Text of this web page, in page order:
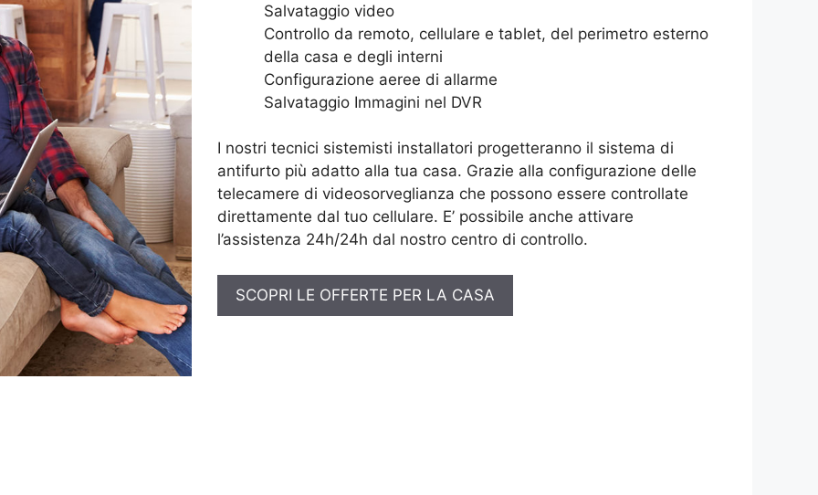
Salvataggio video
Controllo da remoto, cellulare e tablet, del perimetro esterno
della casa e degli interni
Configurazione aeree di allarme
Salvataggio Immagini nel DVR
I nostri tecnici sistemisti installatori progetteranno il sistema di
antifurto più adatto alla tua casa. Grazie alla configurazione delle
telecamere di videosorveglianza che possono essere controllate
direttamente dal tuo cellulare. E’ possibile anche attivare
l’assistenza 24h/24h dal nostro centro di controllo.
SCOPRI LE OFFERTE PER LA CASA